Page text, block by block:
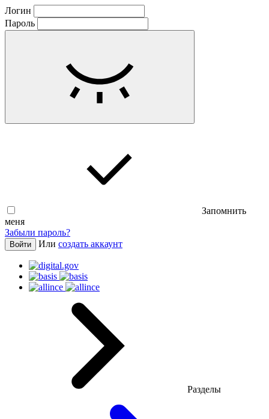
Логин
Пароль
Запомнить
меня
Забыли пароль?
Войти Или создать аккаунт
Разделы